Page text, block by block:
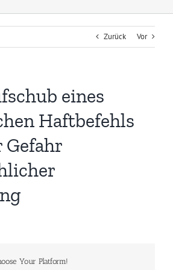
Zurück Vor
eines
Haftbefehls
Gefahr
Your Platform!